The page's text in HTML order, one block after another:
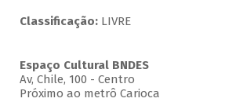
Classificação:LIVRE
Espaço Cultural BNDES
Av, Chile, 100 - Centro
Próximo ao metrô Carioca